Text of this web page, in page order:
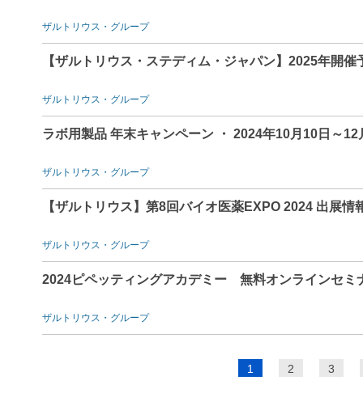
ザルトリウス・グループ
【ザルトリウス・ステディム・ジャパン】2025年開
ザルトリウス・グループ
ラボ用製品 年末キャンペーン ・ 2024年10月10日～12
ザルトリウス・グループ
【ザルトリウス】第8回バイオ医薬EXPO 2024 出展情
ザルトリウス・グループ
2024ピペッティングアカデミー 無料オンラインセミ
ザルトリウス・グループ
1 2 3